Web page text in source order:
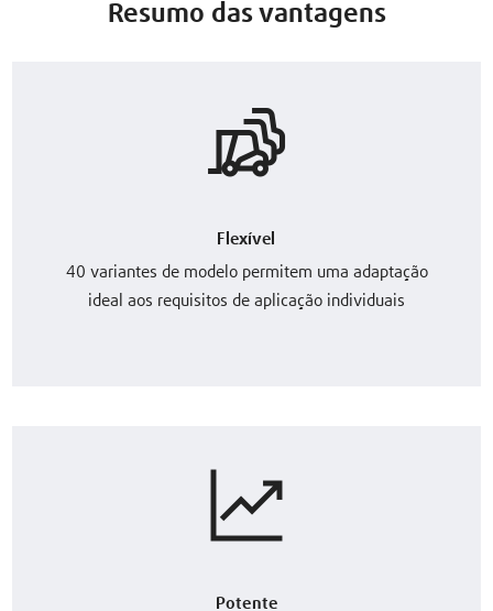
Resumo das vantagens
Flexível
40 variantes de modelo permitem uma adaptação
ideal aos requisitos de aplicação individuais
Potente